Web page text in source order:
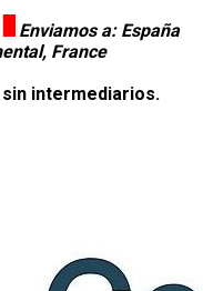
Enviamos a: España
France
intermediarios.